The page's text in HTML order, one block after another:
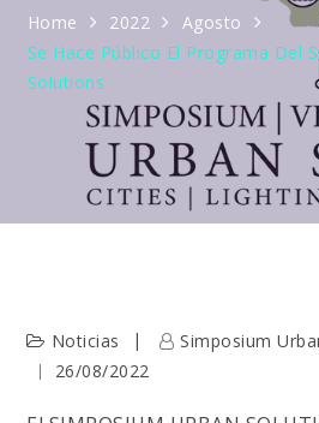
Home 2022
Agosto
Se Hace Público El Programa Del
Solutions
Noticias
Simposium
26/08/2022